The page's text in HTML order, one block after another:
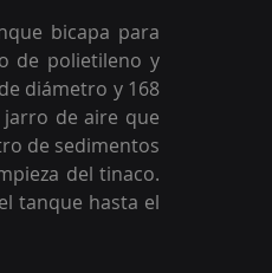
bicapa para
de polietileno y
diámetro y 168
de aire que
de sedimentos
del tinaco.
tanque hasta el